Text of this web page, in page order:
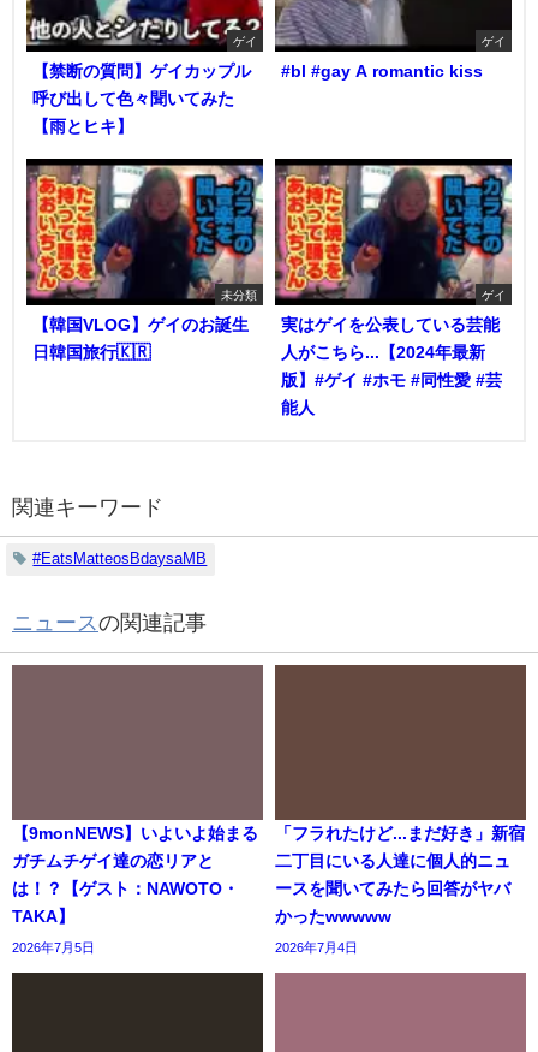
ゲイ
【禁断の質問】ゲイカップル
呼び出して色々聞いてみた
【雨とヒキ】
ゲイ
#bl #gay A romantic kiss
未分類
【韓国VLOG】ゲイのお誕生
日韓国旅行🇰🇷
ゲイ
実はゲイを公表している芸能
人がこちら...【2024年最新
版】#ゲイ #ホモ #同性愛 #芸
能人
関連キーワード
#EatsMatteosBdaysaMB
ニュースの関連記事
【9monNEWS】いよいよ始まる
ガチムチゲイ達の恋リアと
は！？【ゲスト：NAWOTO・
TAKA】
2026年7月5日
「フラれたけど...まだ好き」新宿
二丁目にいる人達に個人的ニュ
ースを聞いてみたら回答がヤバ
かったwwwww
2026年7月4日